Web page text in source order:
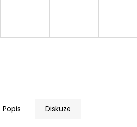
Popis Diskuze